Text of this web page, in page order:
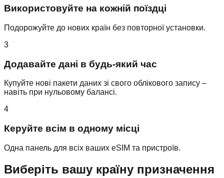
Використовуйте на кожній поїздці
Подорожуйте до нових країн без повторної установки.
3
Додавайте дані в будь-який час
Купуйте нові пакети даних зі свого облікового запису –
навіть при нульовому балансі.
4
Керуйте всім в одному місці
Одна панель для всіх ваших eSIM та пристроїв.
Виберіть вашу країну призначення